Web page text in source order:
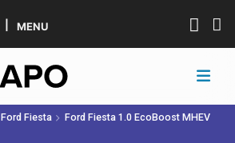
MENU
Ford Fiesta
Ford Fiesta 1.0 EcoBoost MHEV